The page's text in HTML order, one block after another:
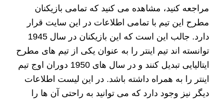
مراجعه کنید، مشاهده می کنید که تمامی بازیکنان
مطرح این تیم با تمامی اطلاعات در این سایت قرار
دارد. جالب این است که این بازیکنان در سال 1945
توانسته اند تیم اینتر را به عنوان یکی از تیم های مطرح
ایتالیایی تبدیل کنند و در سال های 1950 دوران اوج تیم
اینتر را به همراه داشته باشد. در این لیست اطلاعات
دیگر نیز وجود دارد که می توانید به راحتی آن ها را